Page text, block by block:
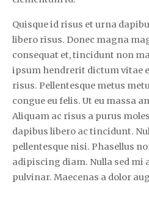
Quisque id risus et urna
libero risus. Donec magna
consequat et, tincidunt non
ipsum hendrerit dictum vitae
risus. Pellentesque metus
congue eu felis. Ut eu massa
Aliquam ac risus a purus
dapibus libero ac tincidunt.
pellentesque nisi. Phasellus
adipiscing diam. Nulla sed mi
pulvinar. Maecenas a dolor